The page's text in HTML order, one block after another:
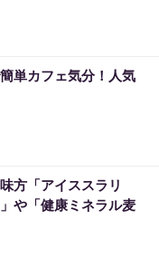
単カフェ気分！人気
方「アイススラリ
や「健康ミネラル麦